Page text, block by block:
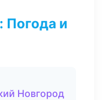
Погода и
Новгород